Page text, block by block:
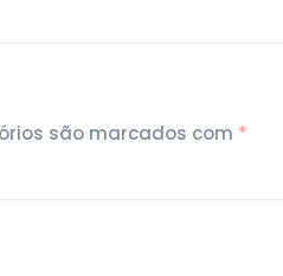
são marcados com *